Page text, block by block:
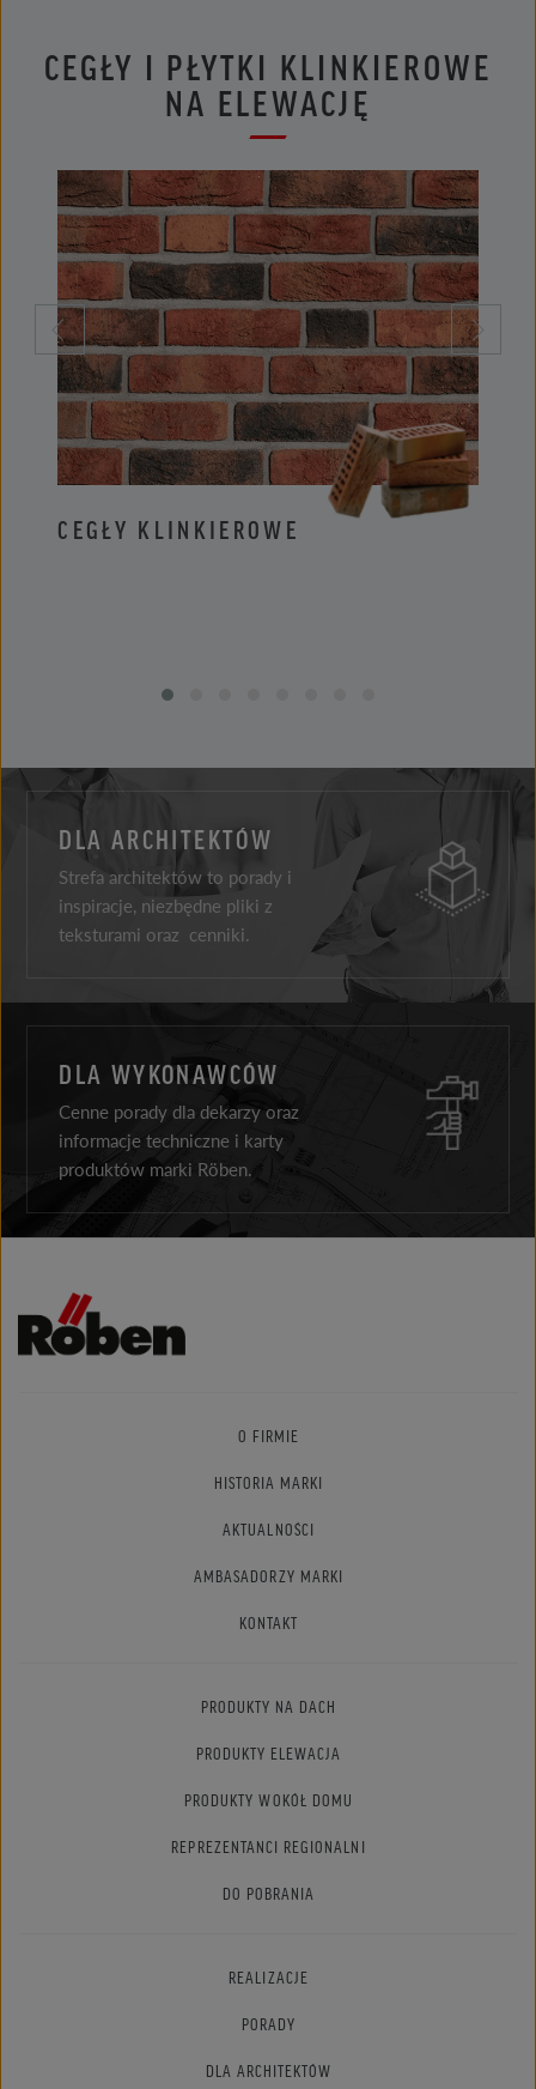
CEGŁY I PŁYTKI KLINKIEROWE
NA ELEWACJĘ
CEGŁY KLINKIEROWE
DLA ARCHITEKTÓW
Strefa architektów to porady i
inspiracje, niezbędne pliki z
teksturami oraz cenniki.
DLA WYKONAWCÓW
Cenne porady dla dekarzy oraz
informacje techniczne i karty
produktów marki Röben.
O FIRMIE
HISTORIA MARKI
AKTUALNOŚCI
AMBASADORZY MARKI
KONTAKT
PRODUKTY NA DACH
PRODUKTY ELEWACJA
PRODUKTY WOKÓŁ DOMU
REPREZENTANCI REGIONALNI
DO POBRANIA
REALIZACJE
PORADY
DLA ARCHITEKTÓW